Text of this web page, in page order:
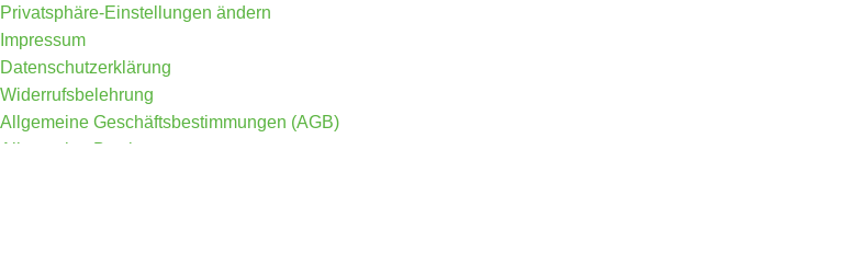
Privatsphäre-Einstellungen ändern
Impressum
Datenschutzerklärung
Widerrufsbelehrung
Allgemeine Geschäftsbestimmungen (AGB)
Allgemeine Bestimmungen